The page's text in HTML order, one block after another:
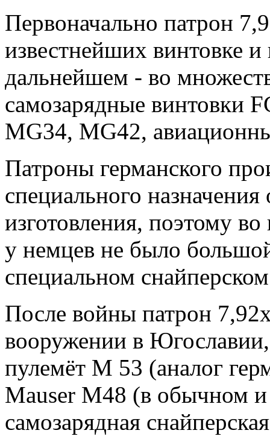
Первоначально патрон
известнейших винтовке
дальнейшем - во
самозарядные винтовки
MG34, MG42,
Патроны германского
специального
изготовления, поэтому
у немцев не было
специальном
После войны патрон
вооружении в
пулемёт М 53 (аналог
Mauser M48 (в обычном и
самозарядная